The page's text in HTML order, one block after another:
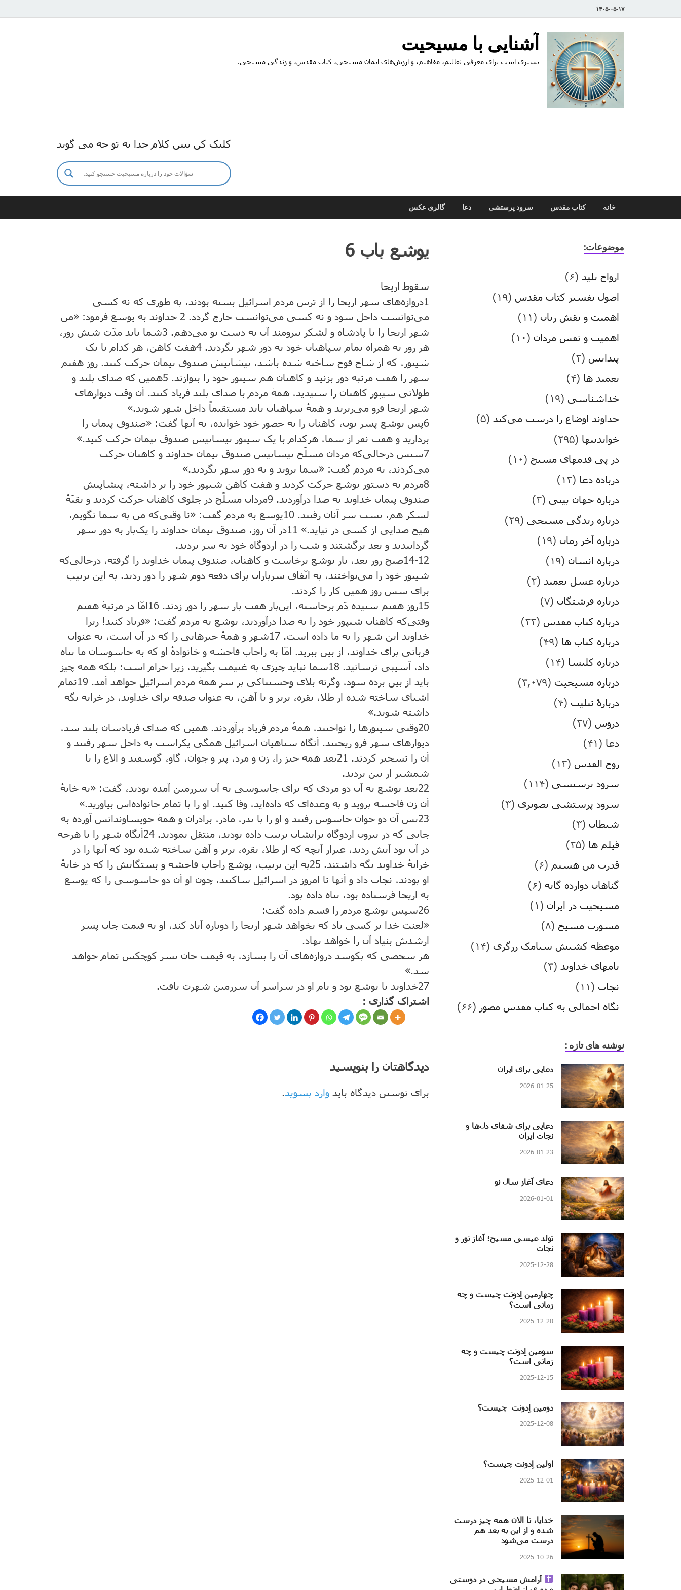
۱۴۰۵-۰۵-۱۷
آشنایی با مسیحیت
بستری است برای معرفی تعالیم، مفاهیم، و ارزش‌های ایمان مسیحی، کتاب مقدس، و زندگی مسیحی.
کلیک کن ببین کلام خدا به تو چه می گوید
خانه کتاب مقدس سرود پرستشی دعا گالری عکس
یوشع باب 6
سقوط اریحا
1دروازه‌های شهر اریحا را از ترس مردم اسرائیل بسته بودند، به طوری که نه کسی
می‌توانست داخل شود و نه کسی می‌‌توانست خارج گردد. 2 ‌ خداوند به یوشع فرمود: «من
شهر اریحا را با پادشاه و لشکر نیرومند آن به دست تو می‌‌دهم. 3شما باید مدّت شش روز،
هر روز به همراه تمام سپاهیان خود به دور شهر بگردید. 4هفت کاهن، هر کدام با یک
شیپور، که از شاخ قوچ ساخته شده باشد، پیشاپیش صندوق پیمان حرکت کنند. روز هفتم
شهر را هفت مرتبه دور بزنید و کاهنان هم شیپور خود را بنوازند. 5همین که صدای بلند و
طولانی شیپور کاهنان را شنیدید، همهٔ مردم با صدای بلند فریاد کنند. آن وقت دیوارهای
شهر اریحا فرو می‌‌ریزند و همهٔ سپاهیان باید مستقیماً داخل شهر شوند.»
6پس یوشع پسر نون، کاهنان را به حضور خود خوانده، به آنها گفت: «صندوق پیمان را
بردارید و هفت نفر از شما، هرکدام با یک شیپور پیشاپیش صندوق پیمان حرکت کنید.»
7سپس درحالی‌که مردان مسلّح پیشاپیش صندوق پیمان خداوند و کاهنان حرکت
می‌کردند، به مردم گفت: «شما بروید و به دور شهر بگردید.»
8مردم به دستور یوشع حرکت کردند و هفت کاهن شیپور خود را بر داشته، پیشاپیش
صندوق پیمان خداوند به صدا درآوردند. 9مردان مسلّح در جلوی کاهنان حرکت کردند و بقیّهٔ
لشکر هم، پشت سر آنان رفتند. 10یوشع به مردم گفت: «تا وقتی‌که من به شما نگویم،
هیچ صدایی از کسی در نیاید.» 11در آن روز، صندوق پیمان خداوند را یک‌بار به دور شهر
گردانیدند و بعد برگشتند و شب را در اردوگاه خود به سر بردند.
12‏-14
صبح روز بعد، باز یوشع برخاست و کاهنان، صندوق پیمان خداوند را گرفته، درحالی‌که
شیپور خود را می‌‌نواختند، به اتّفاق سربازان برای دفعه دوم شهر را دور زدند. به این ترتیب
برای شش روز همین کار را کردند.
15روز هفتم سپیده دَم برخاسته، این‌بار هفت بار شهر را دور زدند. 16امّا در مرتبهٔ هفتم
وقتی‌که کاهنان شیپور خود را به صدا درآوردند، یوشع به مردم گفت: «فریاد کنید! زیرا
خداوند این شهر را به ما داده است. 17شهر و همهٔ چیزهایی را که در آن است، به عنوان
قربانی برای خداوند، از بین ببرید. امّا به راحاب فاحشه و خانوادهٔ او که به جاسوسان ما پناه
داد، آسیبی نرسانید. 18شما نباید چیزی به غنیمت بگیرید، زیرا حرام است؛ بلکه همه‌ چیز
باید از بین برده شود، وگرنه بلای وحشتناکی بر سر همهٔ مردم اسرائیل خواهد آمد. 19تمام
اشیای ساخته شده از طلا، نقره، برنز و یا آهن، به عنوان صدقه برای خداوند، در خزانه نگه
داشته شوند.»
20وقتی شیپورها را نواختند، همهٔ مردم فریاد برآوردند. همین که صدای فریادشان بلند شد،
دیوارهای شهر فرو ریختند. آنگاه سپاهیان اسرائیل همگی یکراست به داخل شهر رفتند و
آن را تسخیر کردند. 21بعد همه ‌چیز را، زن و مرد، پیر و جوان، گاو، گوسفند و الاغ را با
شمشیر از بین بردند.
22بعد یوشع به آن دو مردی که برای جاسوسی به آن سرزمین آمده بودند، گفت: «به خانهٔ
آن زن فاحشه بروید و به وعده‌ای که داده‌اید، وفا کنید. او را با تمام خانواده‌اش بیاورید.»
23پس آن دو جوان جاسوس رفتند و او را با پدر، مادر، برادران و همهٔ خویشاوندانش آورده به
جایی که در بیرون اردوگاه برایشان ترتیب داده بودند، منتقل نمودند. 24آنگاه شهر را با هرچه
در آن بود آتش زدند، غیراز آنچه که از طلا، نقره، برنز و آهن ساخته شده بود که آنها را در
خزانهٔ خداوند نگه داشتند. 25به این ترتیب، یوشع راحاب فاحشه و بستگانش را که در خانهٔ
او بودند، نجات داد و آنها تا امروز در اسرائیل ساکنند، چون او آن دو جاسوسی را که یوشع
به اریحا فرستاده بود، پناه داده بود.
26سپس یوشع مردم را قسم داده گفت:
«لعنت خدا بر کسی باد که بخواهد شهر اریحا را دوباره آباد کند، او به قیمت جان پسر
ارشدش بنیاد آن را خواهد نهاد.
هر شخصی که بکوشد دروازه‌های آن را بسازد، به قیمت جان پسر کوچکش تمام خواهد
شد.»
27خداوند با یوشع ‌‌بود و نام او در سراسر آن سرزمین شهرت یافت.
اشتراک گذاری :
دیدگاهتان را بنویسید
برای نوشتن دیدگاه باید وارد بشوید .
موضوعات:
ارواح پلید (۶)
اصول تفسیر کتاب مقدس (۱۹)
اهمیت و نقش زنان (۱۱)
اهمیت و نقش مردان (۱۰)
پیدایش (۲)
تعمید ها (۴)
خداشناسی (۱۹)
خداوند اوضاع را درست می‌کند (۵)
خواندنیها (۲۹۵)
در پی قدمهای مسیح (۱۰)
درباده دعا (۱۳)
درباره جهان بینی (۳)
درباره زندگی مسیحی (۲۹)
درباره آخر زمان (۱۹)
درباره انسان (۱۹)
درباره غسل تعمید (۲)
درباره فرشتگان (۷)
درباره کتاب مقدس (۲۲)
درباره کتاب ها (۴۹)
درباره کلیسا (۱۴)
درباره مسیحیت (۳,۰۷۹)
دربارۀ تثلیث (۴)
دروس (۳۷)
دعا (۴۱)
روح القدس (۱۳)
سرود پرستشی (۱۱۴)
سرود پرستشی تصویری (۳)
شیطان (۳)
فیلم ها (۲۵)
قدرت من هستم (۶)
گناهان دوازده گانه (۶)
مسیحیت در ایران (۱)
مشورت مسیح (۸)
موعظه کشیش سیامک زرگری (۱۴)
نامهای خداوند (۳)
نجات (۱۱)
نگاه اجمالی به کتاب مقدس مصور (۶۶)
نوشنه های تازه :
دعایی برای ایران
2026-01-25
دعایی برای شفای دل‌ها و
نجات ایران
2026-01-23
دعای آغاز سال نو
2026-01-01
تولد عیسی مسیح؛ آغاز نور و
نجات
2025-12-28
چهارمین اِدونت چیست و چه
زمانی است؟
2025-12-20
سومین اِدونت چیست و چه
زمانی است؟
2025-12-15
دومین اِدونت چیست؟
2025-12-08
اولین اِدونت چیست؟
2025-12-01
خدایا، تا الان همه چیز درست
شده و از این به بعد هم
درست می‌شود
2025-10-26
آرامش مسیحی در دوستی